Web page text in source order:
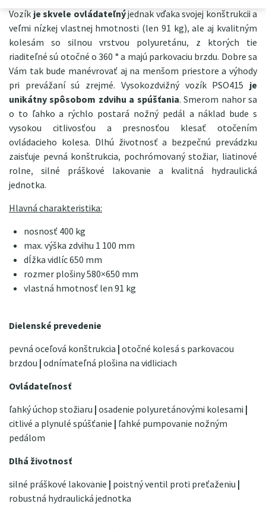
Vozík je skvele ovládateľnýjednak vďaka svojej konštrukcii a
veľmi nízkej vlastnej hmotnosti (len 91 kg), ale aj kvalitným
kolesám so silnou vrstvou polyuretánu, z ktorých tie
riaditeľné sú otočné o 360 ° a majú parkovaciu brzdu. Dobre sa
Vám tak bude manévrovať aj na menšom priestore a výhody
pri prevážaní sú zrejmé. Vysokozdvižný vozík PSO415 je
unikátny spôsobom zdvihu a spúšťania. Smerom nahor sa
o to ľahko a rýchlo postará nožný pedál a náklad bude s
vysokou citlivosťou a presnosťou klesať otočením
ovládacieho kolesa. Dlhú životnosť a bezpečnú prevádzku
zaisťuje pevná konštrukcia, pochrómovaný stožiar, liatinové
rolne, silné práškové lakovanie a kvalitná hydraulická
jednotka.
Hlavná charakteristika:
nosnosť 400 kg
max. výška zdvihu 1 100 mm
dĺžka vidlíc 650 mm
rozmer plošiny 580×650 mm
vlastná hmotnosť len 91 kg
Dielenské prevedenie
pevná oceľová konštrukcia |otočné kolesá s parkovacou
brzdou |odnímateľná plošina na vidliciach
Ovládateľnosť
ľahký úchop stožiaru |osadenie polyuretánovými kolesami |
citlivé a plynulé spúšťanie | ľahké pumpovanie nožným
pedálom
Dlhá životnosť
silné práškové lakovanie | poistný ventil proti preťaženiu |
robustná hydraulická jednotka